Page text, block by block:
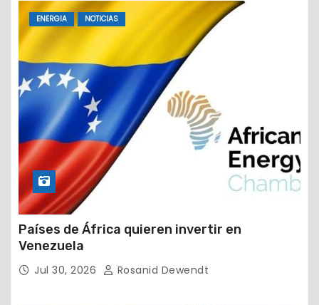
ENERGIA NOTICIAS
Países de África quieren invertir en
Venezuela
Jul 30, 2026 Rosanid Dewendt